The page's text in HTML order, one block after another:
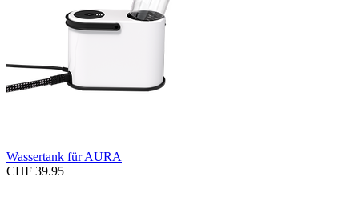
Wassertank für AURA
CHF 39.95